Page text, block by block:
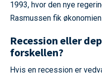
1993, hvor den nye
Rasmussen fik
Recession eller
forskellen?
Hvis en recession er